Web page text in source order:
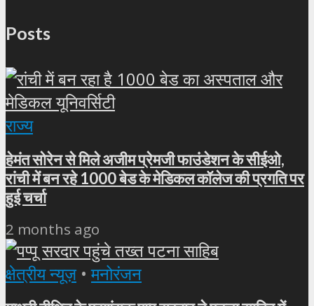
Posts
राज्य
हेमंत सोरेन से मिले अजीम प्रेमजी फाउंडेशन के सीईओ,
रांची में बन रहे 1000 बेड के मेडिकल कॉलेज की प्रगति पर
हुई चर्चा
2 months ago
क्षेत्रीय न्यूज़ • मनोरंजन